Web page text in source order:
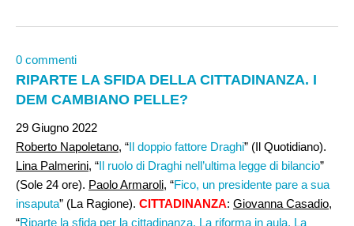
0 commenti
RIPARTE LA SFIDA DELLA CITTADINANZA. I
DEM CAMBIANO PELLE?
29 Giugno 2022
Roberto Napoletano, “Il doppio fattore Draghi” (Il Quotidiano).
Lina Palmerini, “Il ruolo di Draghi nell’ultima legge di bilancio”
(Sole 24 ore). Paolo Armaroli, “Fico, un presidente pare a sua
insaputa” (La Ragione). CITTADINANZA: Giovanna Casadio,
“Riparte la sfida per la cittadinanza. La riforma in aula. La